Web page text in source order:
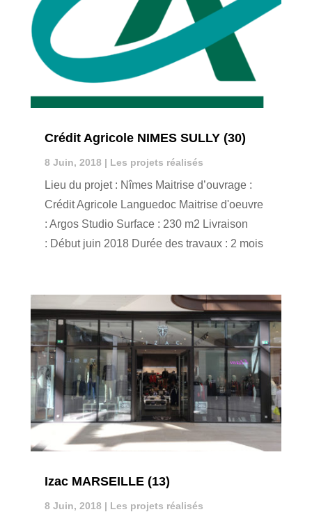
Crédit Agricole NIMES SULLY (30)
8 Juin, 2018 | Les projets réalisés
Lieu du projet : Nîmes Maitrise d’ouvrage :
Crédit Agricole Languedoc Maitrise d'oeuvre
: Argos Studio Surface : 230 m2 Livraison
: Début juin 2018 Durée des travaux : 2 mois
Izac MARSEILLE (13)
8 Juin, 2018 | Les projets réalisés